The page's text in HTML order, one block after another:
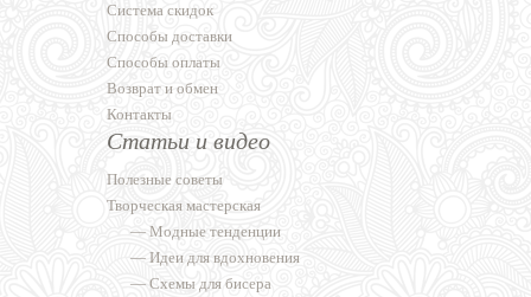
Система скидок
Способы доставки
Способы оплаты
Возврат и обмен
Контакты
Статьи и видео
Полезные советы
Творческая мастерская
— Модные тенденции
— Идеи для вдохновения
— Схемы для бисера